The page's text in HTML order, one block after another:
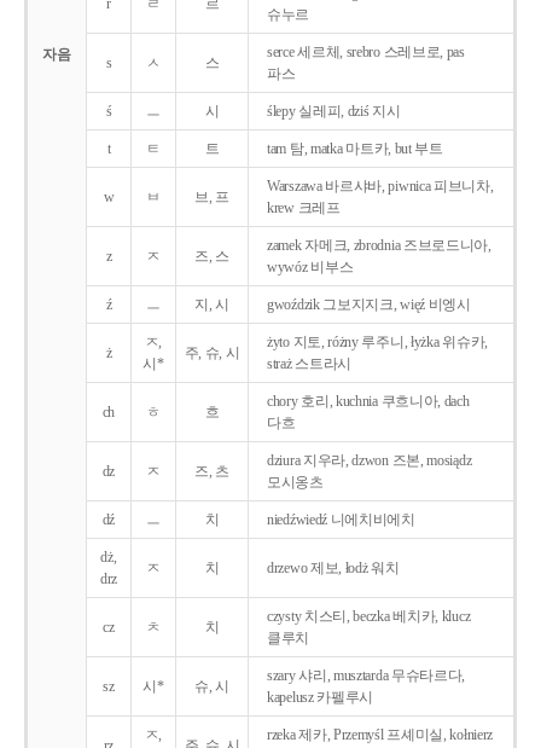
자음
r ㄹ 르
슈누르
s ㅅ 스
serce 세르체, srebro 스레브로, pas
파스
ś ㅡ 시 ślepy 실레피, dziś 지시
t ㅌ 트 tam 탐, matka 마트카, but 부트
w ㅂ 브, 프
Warszawa 바르샤바, piwnica 피브니차,
krew 크레프
z ㅈ 즈, 스
zamek 자메크, zbrodnia 즈브로드니아,
wywóz 비부스
ź ㅡ 지, 시 gwoździk 그보지지크, więź 비엥시
ż
ㅈ,
시*
주, 슈, 시
żyto 지토, różny 루주니, łyżka 위슈카,
straż 스트라시
ch ㅎ 흐
chory 호리, kuchnia 쿠흐니아, dach
다흐
dz ㅈ 즈, 츠
dziura 지우라, dzwon 즈본, mosiądz
모시옹츠
dź ㅡ 치 niedźwiedź 니에치비에치
dż,
drz
ㅈ 치 drzewo 제보, łodż 워치
cz ㅊ 치
czysty 치스티, beczka 베치카, klucz
클루치
sz 시* 슈, 시
szary 샤리, musztarda 무슈타르다,
kapelusz 카펠루시
ㅈ,
rzeka 제카, Przemyśl 프셰미실, kołnierz